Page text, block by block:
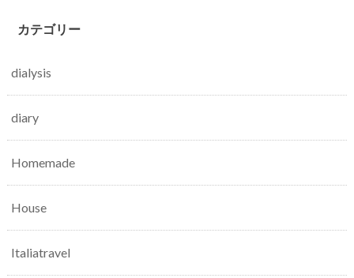
カテゴリー
dialysis
diary
Homemade
House
Italiatravel